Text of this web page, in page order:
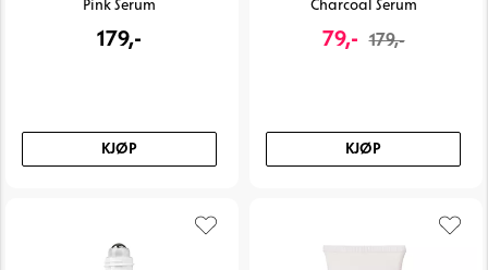
Pink Serum
179,-
KJØP
Charcoal Serum
79,- 179,-
KJØP